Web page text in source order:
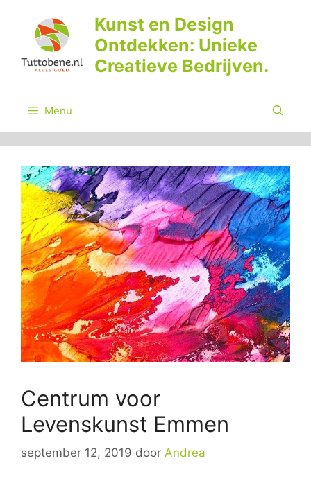
inhoud
Kunst en Design
Ontdekken: Unieke
Creatieve Bedrijven.
Menu
Centrum voor
Levenskunst Emmen
september 12, 2019 door Andrea